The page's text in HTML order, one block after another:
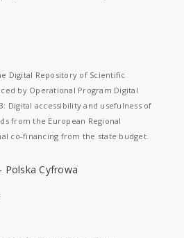
Digital Repository of Scientific
by Operational Program Digital
Digital accessibility and usefulness of
from the European Regional
co-financing from the state budget.